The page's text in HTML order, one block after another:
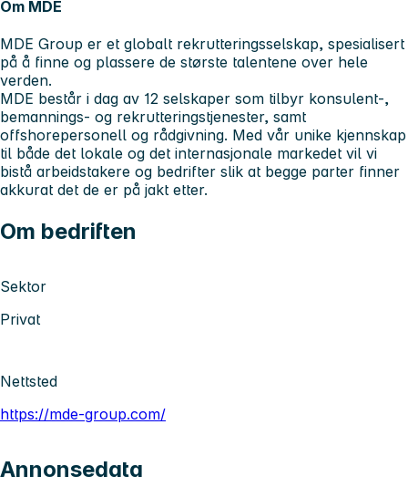
Om MDE
MDE Group er et globalt rekrutteringsselskap, spesialisert
på å finne og plassere de største talentene over hele
verden.
MDE består i dag av 12 selskaper som tilbyr konsulent-,
bemannings- og rekrutteringstjenester, samt
offshorepersonell og rådgivning. Med vår unike kjennskap
til både det lokale og det internasjonale markedet vil vi
bistå arbeidstakere og bedrifter slik at begge parter finner
akkurat det de er på jakt etter.
Om bedriften
Sektor
Privat
Nettsted
https://mde-group.com/
Annonsedata